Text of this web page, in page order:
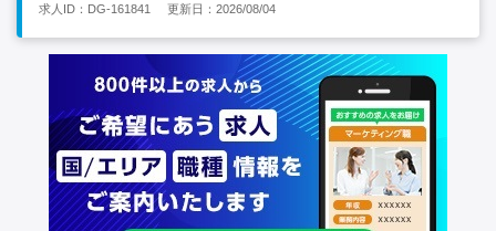
求人ID：DG-161841 更新日：2026/08/04